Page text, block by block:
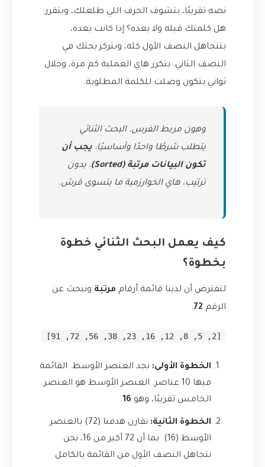
نصه تقريبًا، بتشوف الحرف اللي طلعلك، وبتقرر:
هل كلمتك قبله ولا بعده؟ إذا كانت بعده،
بتتجاهل النصف الأول كله، وبتركز بحثك في
النصف الثاني. بتكرر هاي العملية كم مرة، وخلال
ثواني بتكون وصلت للكلمة المطلوبة.
وهون مربط الفرس. البحث الثنائي
يتطلب شرطًا واحدًا وأساسيًا: يجب أن
تكون البيانات مرتبة (Sorted)
. بدون
ترتيب، هاي الخوارزمية ما بتسوى قرش.
كيف يعمل البحث الثنائي خطوة
بخطوة؟
لنفترض أن لدينا قائمة أرقام مرتبة ونبحث عن
الرقم 72
:
[2, 5, 8, 12, 16, 23, 38, 56, 72, 91]
الخطوة الأولى: نجد العنصر الأوسط. القائمة
فيها 10 عناصر. العنصر الأوسط هو العنصر
الخامس تقريبًا، وهو 16
.
الخطوة الثانية:
نقارن هدفنا (72) بالعنصر
الأوسط (16). بما أن 72 أكبر من 16، نحن
نتجاهل النصف الأول من القائمة بالكامل